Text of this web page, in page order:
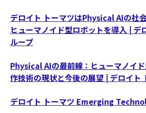
デロイト トーマツはPhysical AIの社会
ヒューマノイド型ロボットを導入 | デ
ループ
Physical AIの最前線：ヒューマノイ
作技術の現状と今後の展望 | デロイト
デロイト トーマツ Emerging